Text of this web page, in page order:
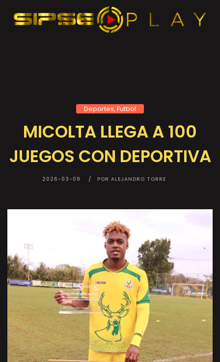
Deportes, Futbol
MICOLTA LLEGA A 100
JUEGOS CON DEPORTIVA
2026-03-09 POR ALEJANDRO TORRE